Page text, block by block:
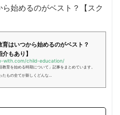
始めるのがベスト？【スク
育はいつから始めるのがベスト？
介もあり】
with.com/child-education/
教育を始める時期について」記事をまとめています。
たもの全てが新しくどんな…